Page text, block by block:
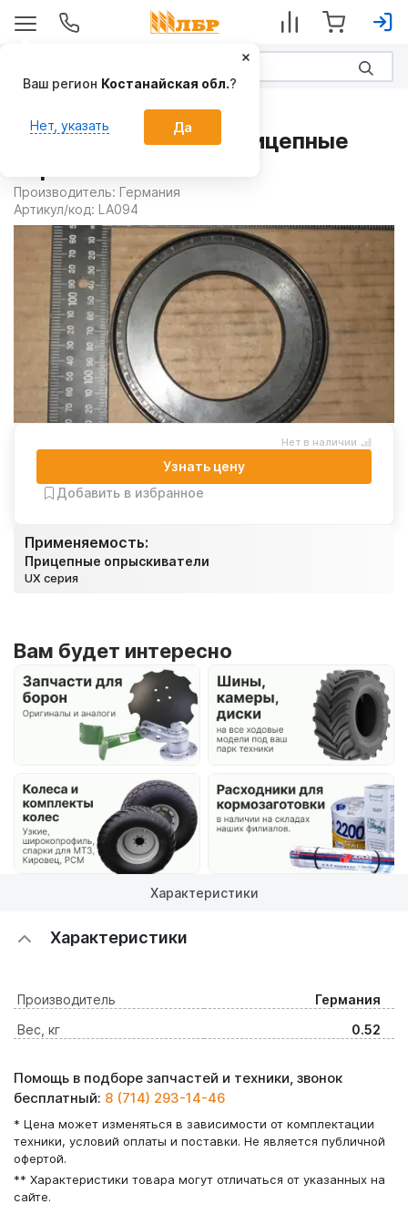
Сальник LA094 на Прицепные
Производитель: Германия
Артикул/код: LA094
Применяемость:
Прицепные опрыскиватели
UX серия
Нет в наличии
Узнать цену
Добавить в избранное
Вам будет интересно
Характеристики
Характеристики
Производитель
Германия
Вес, кг
0.52
Помощь в подборе запчастей и техники, звонок
бесплатный: 8 (714) 293-14-46
* Цена может изменяться в зависимости от комплектации
техники, условий оплаты и поставки. Не является публичной
офертой.
** Характеристики товара могут отличаться от указанных на
сайте.
Ваш регион Костанайская обл.?
Нет, указать Да